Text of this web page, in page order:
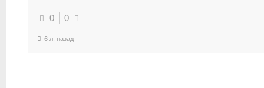
0 0
6 л. назад